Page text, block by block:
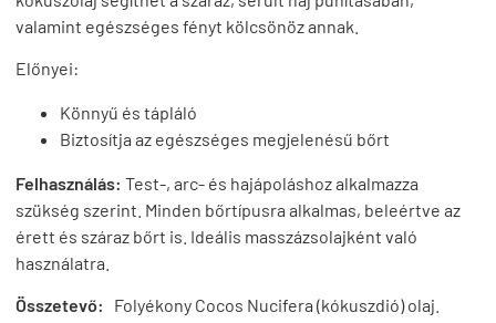
valamint egészséges fényt kölcsönöz annak.
Előnyei:
Könnyű és tápláló
Biztosítja az egészséges megjelenésű bőrt
Felhasználás: Test-, arc- és hajápoláshoz alkalmazza
szükség szerint. Minden bőrtípusra alkalmas, beleértve az
érett és száraz bőrt is. Ideális masszázsolajként való
használatra.
Összetevő:
Folyékony Cocos Nucifera (kókuszdió) olaj.